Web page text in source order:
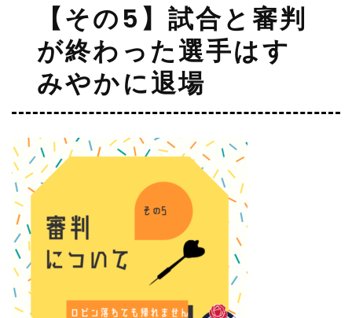
【その5】試合と審判
が終わった選手はす
みやかに退場